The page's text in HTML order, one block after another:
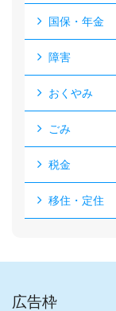
国保・年金
障害
おくやみ
ごみ
税金
移住・定住
広告枠